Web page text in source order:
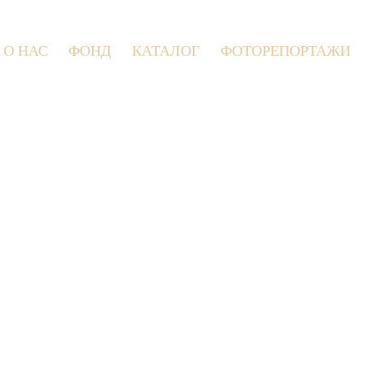
О НАС ФОНД КАТАЛОГ ФОТОРЕПОРТАЖИ